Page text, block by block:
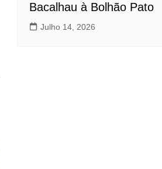
Bacalhau à Bolhão Pato
Julho 14, 2026